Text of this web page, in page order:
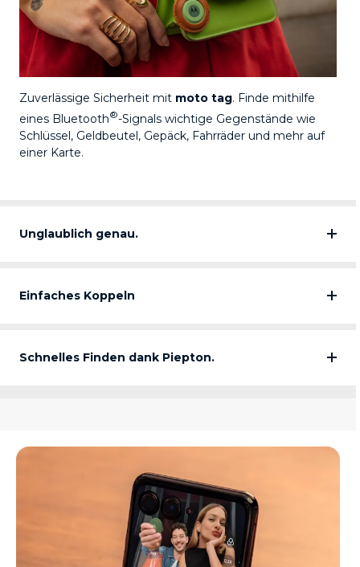
Zuverlässige Sicherheit mit moto tag. Finde mithilfe
eines Bluetooth®-Signals wichtige Gegenstände wie
Schlüssel, Geldbeutel, Gepäck, Fahrräder und mehr auf
einer Karte.
Unglaublich genau.
Einfaches Koppeln
Schnelles Finden dank Piepton.